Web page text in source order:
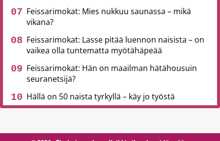
Feissarimokat: Mies nukkuu saunassa – mikä
vikana?
Feissarimokat: Lasse pitää luennon naisista – on
vaikea olla tuntematta myötähäpeää
Feissarimokat: Hän on maailman hätähousuin
seuranetsijä?
Hällä on 50 naista tyrkyllä – käy jo työstä